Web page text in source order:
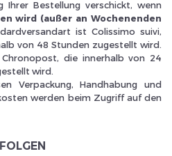
Bestellung verschickt, wenn
wird (außer an Wochenenden
ist Colissimo suivi,
von 48 Stunden zugestellt wird.
die innerhalb von 24
wird.
Verpackung, Handhabung und
werden beim Zugriff auf den